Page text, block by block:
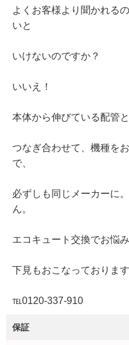
よくお客様より聞かれる
いと
いけないのですか？
いいえ！
本体から伸びている配管
つなぎ合わせて、機種を
で、
必ずしも同じメーカーに
ん。
エコキュート交換でお悩
下見もおこなっておりま
℡0120-337-910
保証